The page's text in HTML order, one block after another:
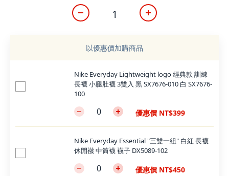
以優惠價加購商品
Nike Everyday Lightweight logo 經典款 訓練
長襪 小腿肚襪 3雙入 黑 SX7676-010 白 SX7676-
100
優惠價 NT$399
Nike Everyday Essential "三雙一組" 白紅 長襪
休閒襪 中筒襪 襪子 DX5089-102
優惠價 NT$450